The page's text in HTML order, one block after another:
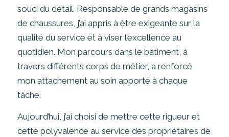
souci du détail. Responsable de grands magasins
de chaussures, j’ai appris à être exigeante sur la
qualité du service et à viser l’excellence au
quotidien. Mon parcours dans le bâtiment, à
travers différents corps de métier, a renforcé
mon attachement au soin apporté à chaque
tâche.
Aujourd’hui, j’ai choisi de mettre cette rigueur et
cette polyvalence au service des propriétaires de